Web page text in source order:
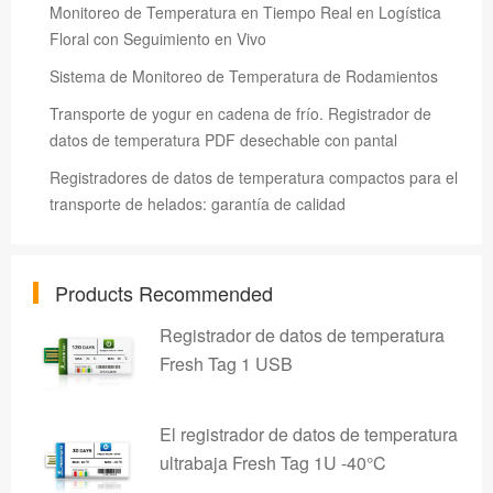
Monitoreo de Temperatura en Tiempo Real en Logística
Floral con Seguimiento en Vivo
Sistema de Monitoreo de Temperatura de Rodamientos
Transporte de yogur en cadena de frío. Registrador de
datos de temperatura PDF desechable con pantal
Registradores de datos de temperatura compactos para el
transporte de helados: garantía de calidad
Products Recommended
Registrador de datos de temperatura
Fresh Tag 1 USB
El registrador de datos de temperatura
ultrabaja Fresh Tag 1U -40°C